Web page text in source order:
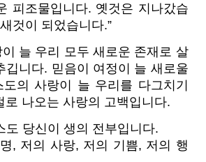
피조물입니다. 옛것은 지나갔습
것이 되었습니다.”
늘 우리 모두 새로운 존재로 살
깁니다. 믿음이 여정이 늘 새로울
도의 사랑이 늘 우리를 다그치기
로 나오는 사랑의 고백입니다.
도 당신이 생의 전부입니다.
, 저의 사랑, 저의 기쁨, 저의 행